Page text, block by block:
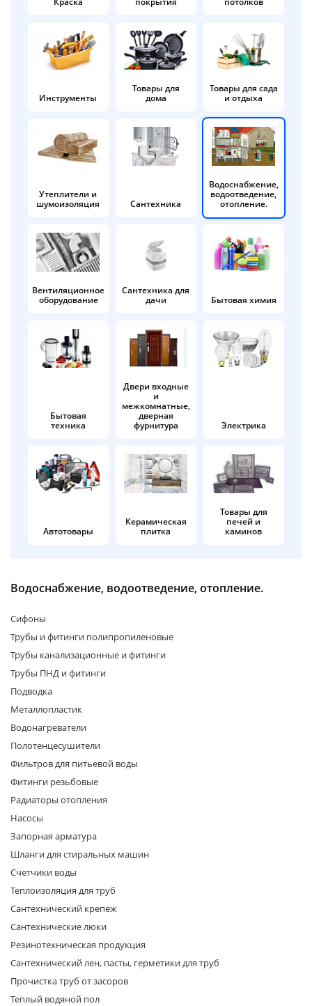
Инструменты
Товары для
дома
Товары для сада
и отдыха
Утеплители и
шумоизоляция
Сантехника
Водоснабжение,
водоотведение,
отопление.
Вентиляционное
оборудование
Сантехника для
дачи
Бытовая химия
Бытовая
техника
Двери входные
и
межкомнатные,
дверная
фурнитура
Электрика
Автотовары
Керамическая
плитка
Товары для
печей и
каминов
Водоснабжение, водоотведение, отопление.
Сифоны
Трубы и фитинги полипропиленовые
Трубы канализационные и фитинги
Трубы ПНД и фитинги
Подводка
Металлопластик
Водонагреватели
Полотенцесушители
Фильтров для питьевой воды
Фитинги резьбовые
Радиаторы отопления
Насосы
Запорная арматура
Шланги для стиральных машин
Счетчики воды
Теплоизоляция для труб
Сантехнический крепеж
Сантехнические люки
Резинотехническая продукция
Сантехнический лен, пасты, герметики для труб
Прочистка труб от засоров
Теплый водяной пол
в корзину
Оплачивайте сегодня только
25% картой любого банка
Получайте товар
выбранный способом
Оставшиеся
% будут
по25%каждые 2 недели
Подробнее
об оплате Плайтом
раз в 2
недели
Остались вопросы?
8 800 302-02-51
plait.ru